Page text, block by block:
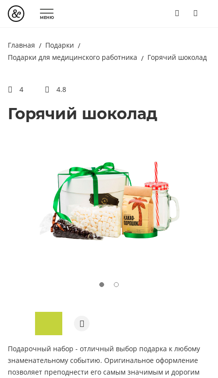
МЕНЮ
Главная
Подарки
Подарки для медицинского работника
Горячий шоколад
4 4.8
Горячий шоколад
Подарочный набор - отличный выбор подарка к любому
знаменательному событию. Оригинальное оформление
позволяет преподнести его самым значимым и дорогим